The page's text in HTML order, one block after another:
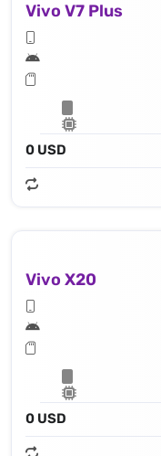
Vivo V7 Plus
0 USD
Vivo X20
0 USD